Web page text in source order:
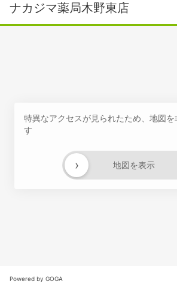
ナカジマ薬局木野東店
特異なアクセスが見られたため、地図を
す
地図を表示
›
Powered by GOGA